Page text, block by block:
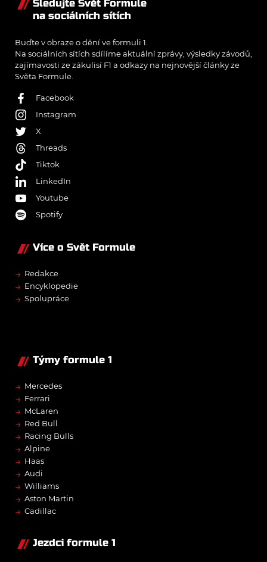
Sledujte Svět Formule
na sociálních sítích
Buďte v obraze o dění ve formuli 1.
Na sociálních sítích sdílíme aktuální zprávy, výsledky závodů,
zajímavosti ze zákulisí F1 a odkazy na nejnovější články ze
Světa Formule.
Facebook
Instagram
X
Threads
Tiktok
LinkedIn
Youtube
Spotify
Více o Svět Formule
→ Redakce
→ Encyklopedie
→ Spolupráce
Týmy formule 1
→ Mercedes
→ Ferrari
→ McLaren
→ Red Bull
→ Racing Bulls
→ Alpine
→ Haas
→ Audi
→ Williams
→ Aston Martin
→ Cadillac
Jezdci formule 1